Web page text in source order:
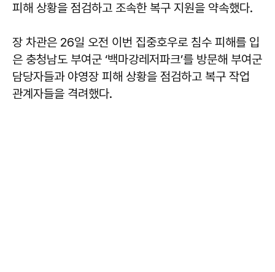
피해 상황을 점검하고 조속한 복구 지원을 약속했다.
장 차관은 26일 오전 이번 집중호우로 침수 피해를 입
은 충청남도 부여군 ‘백마강레저파크’를 방문해 부여군
담당자들과 야영장 피해 상황을 점검하고 복구 작업
관계자들을 격려했다.